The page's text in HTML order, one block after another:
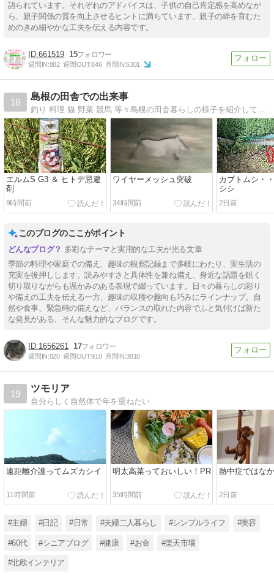
語られています。それぞれのアドバイスは、子供の自己肯定感を高めなが
ら、親子関係の質を向上させるヒントに満ちています。親子の絆を育むた
めのきめ細やかな工夫を伝える内容です。
661519 15
週間IN:882 週間OUT:846 月間IN:5301
18
島根の田舎での出来事
釣り 料理 猫 野菜 競馬 等々島根の田舎暮らしの様子を紹介しています
エルムS G3 ＆ ヒトデ忌避
剤
9時間前
ワイヤーメッシュ突破
34時間前
カブトムシ・
シシ
2日前
このブログのここがポイント
多彩なテーマと実用的な工夫が光る文章
季節の料理や家庭での備え、趣味の観察記録まで多岐にわたり、実生活の
充実を後押しします。読みやすさと具体性を兼ね備え、身近な話題を鋭く
切り取りながらも温かみのある表現で綴っています。日々の暮らしの彩り
や備えの工夫を伝える一方、趣味の収穫や趣向も巧みにラインナップ。自
然や食事、緊急時の備えなど、バランスの取れた内容でふと気付けば新た
な発見がある、そんな魅力的なブログです。
1656261 17
週間IN:820 週間OUT:910 月間IN:3810
19
ツモリア
自分らしく自然体で年を重ねたい
遠距離介護ってムズカシイ
11時間前
明太高菜っておいしい！PR
35時間前
熱中症ではな
2日前
#主婦 #日記 #日常 #夫婦二人暮らし #シンプルライフ #美容
#60代 #シニアブログ #健康 #お金 #楽天市場
#北欧インテリア